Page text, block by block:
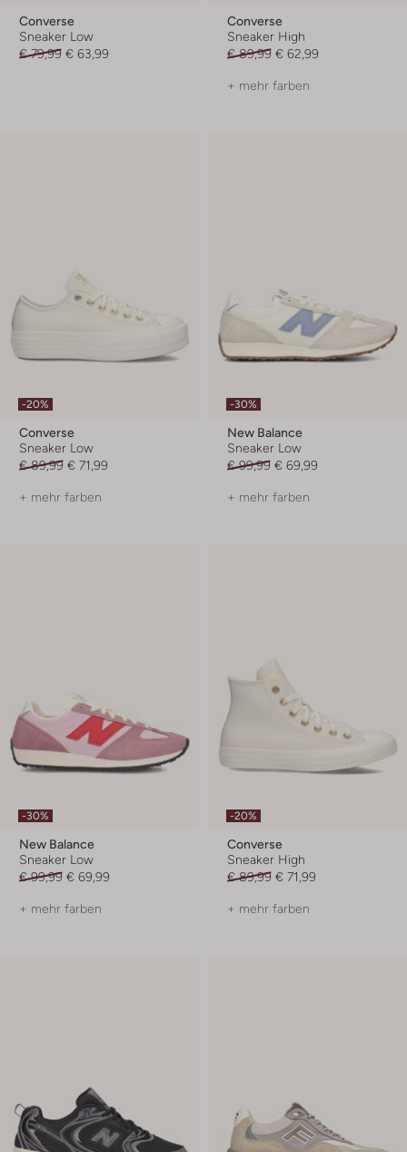
Converse
Sneaker Low
€ 79,99 € 63,99
Converse
Sneaker High
€ 89,99 € 62,99
+ mehr farben
-20%
Converse
Sneaker Low
€ 89,99 € 71,99
+ mehr farben
-30%
New Balance
Sneaker Low
€ 99,99 € 69,99
+ mehr farben
-30%
New Balance
Sneaker Low
€ 99,99 € 69,99
+ mehr farben
-20%
Converse
Sneaker High
€ 89,99 € 71,99
+ mehr farben